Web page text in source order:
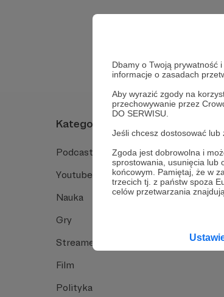
Dbamy o Twoją prywatność
informacje o zasadach
Aby wyrazić zgody na
przechowywanie przez
DO SERWISU.
Jeśli chcesz dostosować lub
Zgoda jest dobrowolna i
sprostowania, usunięcia lub
końcowym. Pamiętaj, że w
trzecich tj. z państw spoza
celów przetwarzania
Kategorie
Podcast
Youtube
Nauka
Gry
Streamerzy
Film
Polityka